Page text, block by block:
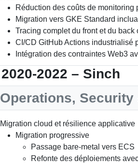
Réduction des coûts de monitoring
Migration vers GKE Standard
Tracing complet du front et du
CI/CD GitHub Actions industrialisé
Intégration des contraintes Web3
2020-2022 – Sinch
Operations,
Migration cloud et résilience applicative
Migration progressive
Passage bare-metal vers ECS
Refonte des déploiements